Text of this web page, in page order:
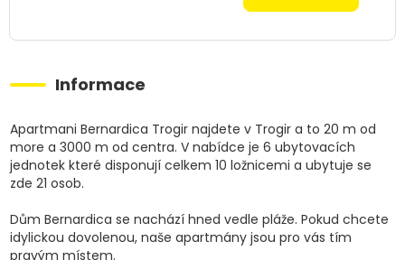
Informace
Apartmani Bernardica Trogir najdete v Trogir a to 20 m od
more a 3000 m od centra. V nabídce je 6 ubytovacích
jednotek které disponují celkem 10 ložnicemi a ubytuje se
zde 21 osob.
Dům Bernardica se nachází hned vedle pláže. Pokud chcete
idylickou dovolenou, naše apartmány jsou pro vás tím
pravým místem.